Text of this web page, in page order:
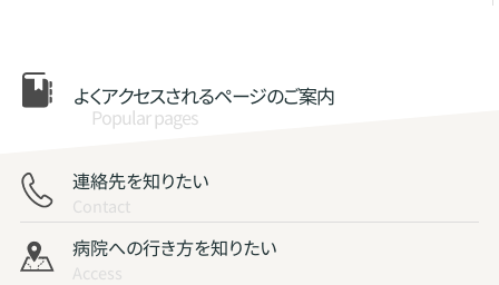
よくアクセスされるページのご案内
Popular pages
連絡先を知りたい
Contact
病院への行き方を知りたい
Access